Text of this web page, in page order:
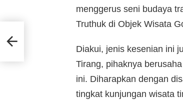
menggerus seni budaya
Truthuk di Objek Wisata
Diakui, jenis kesenian ini
Tirang, pihaknya
ini. Diharapkan dengan
tingkat kunjungan wisata